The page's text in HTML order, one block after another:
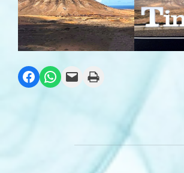
Compartir en Facebook
Compartir en WhatsApp
Envía esta página por correo electrónico
Imprime esta página